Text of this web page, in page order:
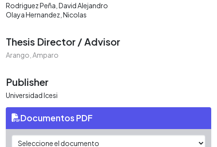
Rodriguez Peña, David Alejandro
Olaya Hernandez, Nicolas
Thesis Director / Advisor
Arango, Amparo
Publisher
Universidad Icesi
Documentos PDF